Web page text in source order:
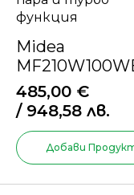
Midea
14A30 –
пара и турбо
функция
485,00 €
/ 948,58 лв.
Добави